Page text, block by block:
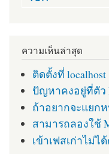
ความเห็นล่าสุด
ติดตั้งที่ localhost
ปัญหาคงอยู่ที่ตัว
ถ้าอยากจะแยก
สามารถลองใช้
เข้าเฟสเก่าไม่ไ